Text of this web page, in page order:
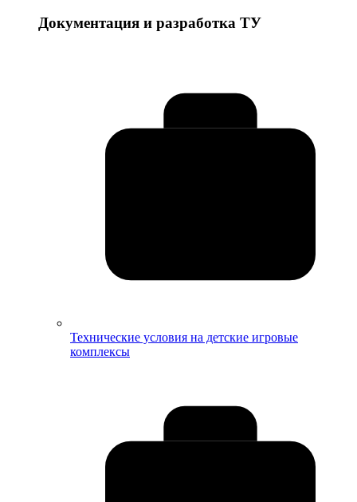
Документация и разработка ТУ
Технические условия на детские игровые
комплексы